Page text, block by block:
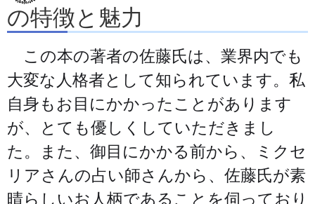
の特徴と魅力
この本の著者の佐藤氏は、業界内でも
大変な人格者として知られています。私
自身もお目にかかったことがあります
が、とても優しくしていただきまし
た。また、御目にかかる前から、ミクセ
リアさんの占い師さんから、佐藤氏が素
晴らしいお人柄であることを伺っており